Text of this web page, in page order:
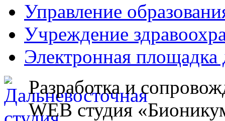
Управление
Учреждение
Электронная площадка
Разработка и
WEB студия